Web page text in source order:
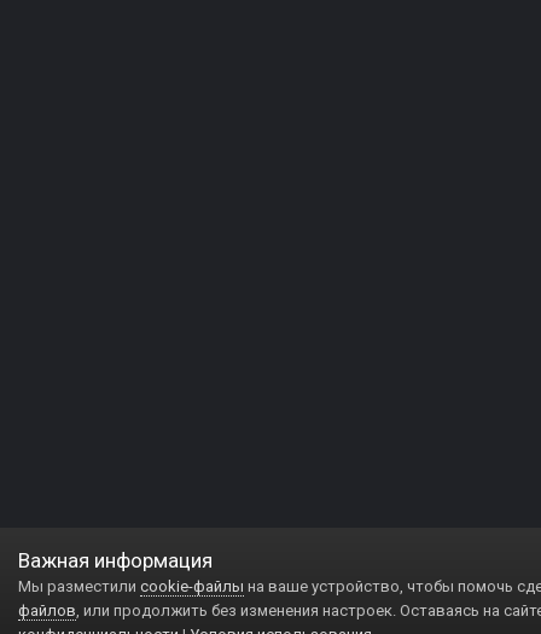
Важная информация
Мы разместили cookie-файлы на ваше устройство, чтобы помочь
файлов, или продолжить без изменения настроек. Оставаясь на